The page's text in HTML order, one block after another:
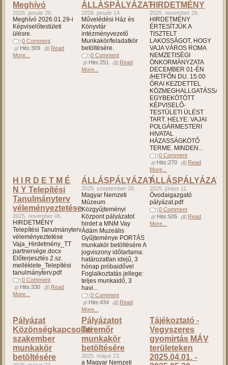
Meghívó
2026. január 26.
Meghívó 2026.01.29-i
Képviselőtestületi
ülésre.
0 Comment
Hits:309
Read
More...
ÁLLÁSPÁLYÁZAT
2026. január 14.
Művelédési Ház és
Könyvtár
intézményvezető
Munkakör/feladatkör
betöltésére.
0 Comment
Hits:251
Read
More...
HIRDETMÉNY
2025. november 26.
HIRDETMÉNY
ÉRTESÍTJÜK A
TISZTELT
LAKOSSÁGOT, HOGY
VAJA VÁROS ROMA
NEMZETISÉGI
ÖNKORMÁNYZATA
DECEMBER 01-ÉN
/HETFŐN DU. 15:00
ÓRAI KEZDETTEL
KÖZMEGHALLGATÁSSAL
EGYBEKÖTÖTT
KÉPVISELŐ-
TESTÜLETI ÜLÉST
TART. HELYE: VAJAI
POLGÁRMESTERI
HIVATAL
HÁZASSÁGKÖTŐ
TERME. MINDEN...
0 Comment
Hits:270
Read
More...
H I R D E T M É
N Y Telepítési
Tanulmányterv
véleményeztetése
2025. november 06.
HIRDETMÉNY
Telepítési Tanulmányterv
véleményeztetése
Vaja_Hirdetmény_TT
partnersége.docx
Előterjesztés 2.sz.
melléklete_Telepítési
tanulmányterv.pdf
0 Comment
Hits:330
Read
More...
ÁLLÁSPÁLYÁZAT
2025. szeptember 26.
Magyar Nemzeti
Múzeum
Közgyűjteményi
Központ pályázatot
hirdet a MNM Vay
Ádám Muzeális
Gyűjteménye PORTÁS
munkakör betöltésére A
jogviszony időtartama:
határozatlan idejű, 3
hónap próbaidővel
Foglalkoztatás jellege:
teljes munkaidő, 3
havi...
0 Comment
Hits:434
Read
More...
ÁLLÁSPÁLYÁZAT
2025. június 11.
Óvodaigazgató
pályázat.pdf
0 Comment
Hits:505
Read
More...
Pályázat
Közönségkapcsolati
szakember
munkakör
betöltésére
Pályázatot
Teremőr
munkakör
betöltésére
2025. május 23.
a Magyar Nemzeti
Tájékoztató -
Vegyszeres
gyomirtás MÁV
területeken
2025.04.01. -